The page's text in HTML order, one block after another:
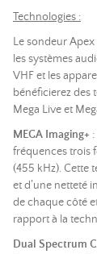
Technologies :
Le sondeur
les systèmes
VHF et les
bénéficierez des
Mega Live et
MEGA Imaging+
fréquences trois
(455 kHz). Cette
et d’une netteté
de chaque côté
rapport à la
Dual Spectrum